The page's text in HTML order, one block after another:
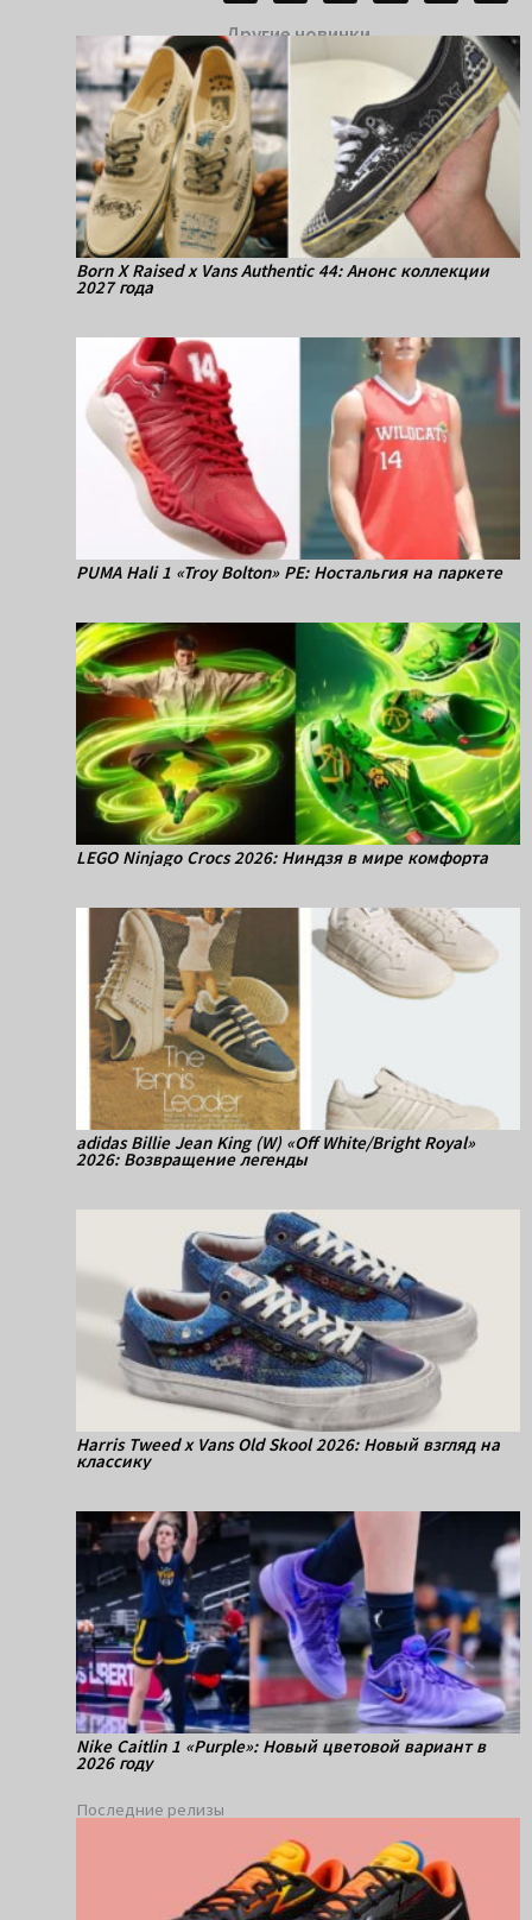
Другие новинки
Born X Raised x Vans Authentic 44: Анонс коллекции
2027 года
PUMA Hali 1 «Troy Bolton» PE: Ностальгия на паркете
LEGO Ninjago Crocs 2026: Ниндзя в мире комфорта
adidas Billie Jean King (W) «Off White/Bright Royal»
2026: Возвращение легенды
Harris Tweed x Vans Old Skool 2026: Новый взгляд на
классику
Nike Caitlin 1 «Purple»: Новый цветовой вариант в
2026 году
Последние релизы